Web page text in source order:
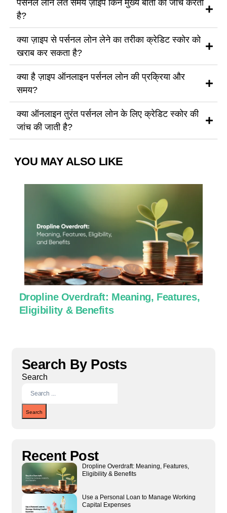
पर्सनल लोन लेते समय ज़ाइप किन मुख्य बातों की जांच करता
है?
क्या ज़ाइप से पर्सनल लोन लेने का तरीका क्रेडिट स्कोर को
खराब कर सकता है?
क्या है ज़ाइप ऑनलाइन पर्सनल लोन की प्रक्रिया और
समय?
क्या ऑनलाइन तुरंत पर्सनल लोन के लिए क्रेडिट स्कोर की
जांच की जाती है?
YOU MAY ALSO LIKE
Dropline Overdraft: Meaning, Features,
Eligibility & Benefits
Search By Posts
Search
Search
Recent Post
Dropline Overdraft: Meaning, Features,
Eligibility & Benefits
Use a Personal Loan to Manage Working
Capital Expenses